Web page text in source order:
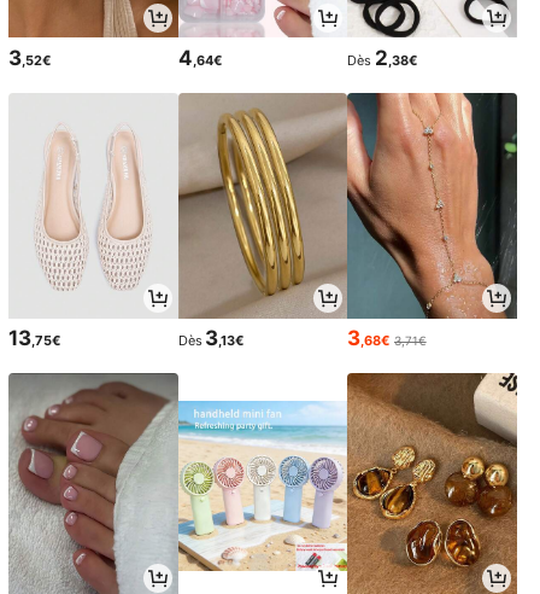
3 ,52€ 4 ,64€ Dès 2 ,38€
13,75€ Dès 3,13€ 3,68€ 3,71€